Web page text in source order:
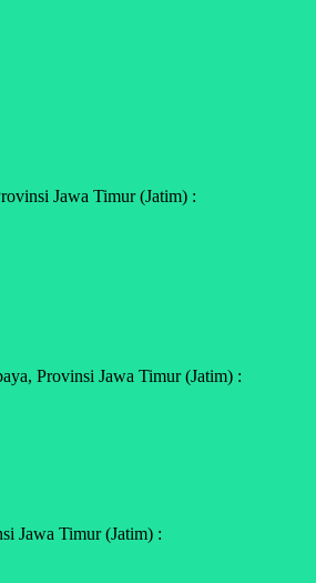
Jawa Timur (Jatim) :
Provinsi Jawa Timur (Jatim) :
Jawa Timur (Jatim) :